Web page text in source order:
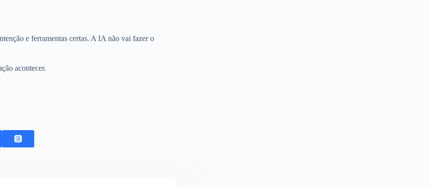
e ferramentas certas. A IA não vai fazer o
acontecer.